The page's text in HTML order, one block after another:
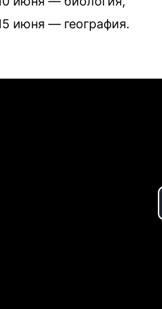
июня — география.